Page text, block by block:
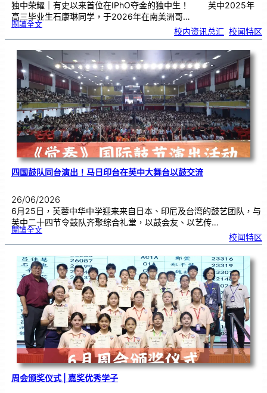
独中荣耀｜有史以来首位在IPhO夺金的独中生！ 芙中2025年
高三毕业生石康琳同学，于2026年在南美洲哥…
閱讀全文:芙
获
际
物
理
赛
金
牌
！
校内资讯总汇 校闻特区
四国鼓队同台演出！马日印台在芙中大舞台以鼓交流
26/06/2026
6月25日，芙蓉中华中学迎来来自日本、印尼及台湾的鼓艺团队，与
芙中二十四节令鼓队齐聚综合礼堂，以鼓会友、以艺传…
閱讀全文:四
队
台
演
出
！
马
日
印
台
在
芙
中
大
舞
台
以
鼓
交
流
校闻特区
周会颁奖仪式 | 嘉奖优秀学子